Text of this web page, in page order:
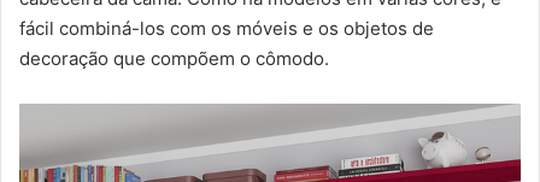
fácil combiná-los com os móveis e os objetos de
decoração que compõem o cômodo.